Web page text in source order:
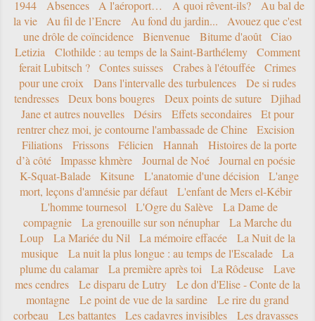
1944 Absences A l'aéroport… A quoi rêvent-ils?
Au bal de
la vie
Au fil de l’Encre Au fond du jardin...
Avouez que c'est
une drôle de coïncidence
Bienvenue Bitume d'août
Ciao
Letizia
Clothilde : au temps de la Saint-Barthélemy
Comment
ferait Lubitsch ?
Contes suisses Crabes à l'étouffée
Crimes
pour une croix
Dans l'intervalle des turbulences
De si rudes
tendresses
Deux bons bougres Deux points de suture
Djihad
Jane et autres nouvelles
Désirs Effets secondaires
Et pour
rentrer chez moi, je contourne l'ambassade de Chine
Excision
Filiations
Frissons Félicien Hannah
Histoires de la porte
d’à côté
Impasse khmère Journal de Noé
Journal en poésie
K-Squat-Balade
Kitsune L'anatomie d'une décision
L'ange
mort, leçons d'amnésie par défaut
L'enfant de Mers el-Kébir
L'homme tournesol
L'Ogre du Salève
La Dame de
compagnie
La grenouille sur son nénuphar
La Marche du
Loup
La Mariée du Nil La mémoire effacée
La Nuit de la
musique
La nuit la plus longue : au temps de l'Escalade
La
plume du calamar
La première après toi La Rôdeuse
Lave
mes cendres
Le disparu de Lutry
Le don d'Elise - Conte de la
montagne
Le point de vue de la sardine
Le rire du grand
corbeau
Les battantes Les cadavres invisibles
Les dravasses